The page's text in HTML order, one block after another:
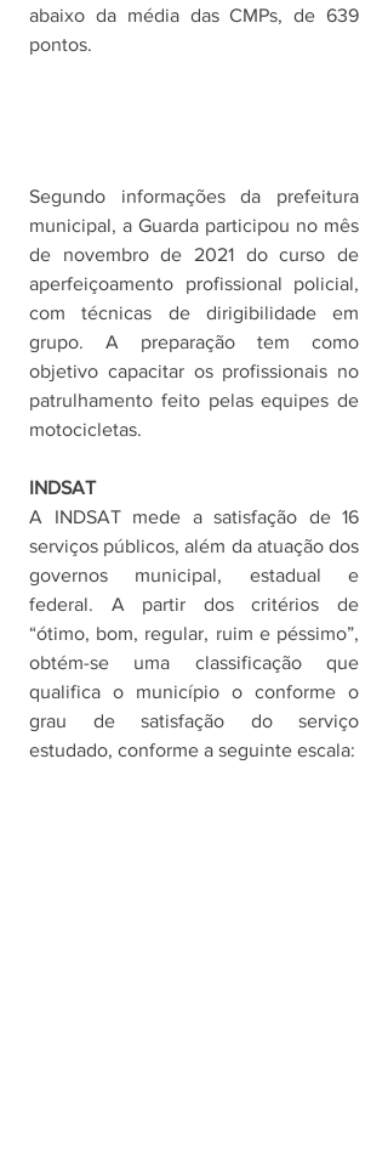
abaixo da média das CMPs, de 639
pontos.
Segundo informações da prefeitura
municipal, a Guarda participou no mês
de novembro de 2021 do curso de
aperfeiçoamento profissional policial,
com técnicas de dirigibilidade em
grupo. A preparação tem como
objetivo capacitar os profissionais no
patrulhamento feito pelas equipes de
motocicletas.
INDSAT
A INDSAT mede a satisfação de 16
serviços públicos, além da atuação dos
governos municipal, estadual e
federal. A partir dos critérios de
“ótimo, bom, regular, ruim e péssimo”,
obtém-se uma classificação que
qualifica o município o conforme o
grau de satisfação do serviço
estudado, conforme a seguinte escala: